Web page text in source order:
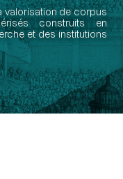
valorisation de corpus
construits en
et des institutions